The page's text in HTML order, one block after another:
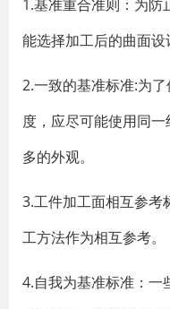
1.基准重合准则：为
能选择加工后的曲面设
2.一致的基准标准:为
度，应尽可能使用同
多的外观。
3.工件加工面相互参考
工方法作为相互参考。
4.自我为基准标准：一